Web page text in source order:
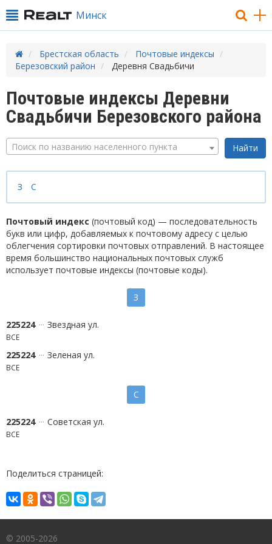
Минск
Брестская область
Почтовые индексы
Березовский район
Деревня Свадьбичи
Почтовые индексы Деревни
Свадьбичи Березовского района
Поиск по названию населенного пункта
З С
Почтовый индекс (почтовый код) — последовательность
букв или цифр, добавляемых к почтовому адресу с целью
облегчения сортировки почтовых отправлений. В настоящее
время большинство национальных почтовых служб
использует почтовые индексы (почтовые коды).
З
225224 Звездная ул.
ВСЕ
225224 Зеленая ул.
ВСЕ
С
225224 Советская ул.
ВСЕ
Поделиться страницей:
© 2005-2026